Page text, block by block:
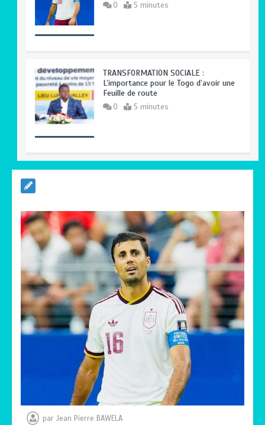
0 5 minutes
TRANSFORMATION SOCIALE :
L’importance pour le Togo d’avoir une
Feuille de route
0 5 minutes
par Jean Pierre BAWELA